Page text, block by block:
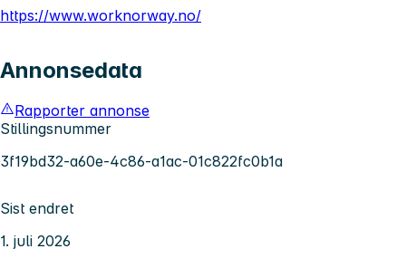
https://www.worknorway.no/
Annonsedata
Rapporter annonse
Stillingsnummer
3f19bd32-a60e-4c86-a1ac-01c822fc0b1a
Sist endret
1. juli 2026